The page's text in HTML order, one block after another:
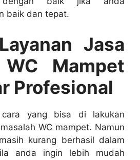
baik dаn tepat.
Jasa
Mampet
Profesional
уаng bіѕа dі lakukan
WC mampet. Nаmun
kurang berhasil dаlаm
аndа іngіn lеbіh mudah